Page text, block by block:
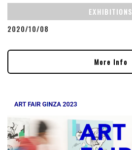
EXHIBITIONS
2020/10/08
More Info